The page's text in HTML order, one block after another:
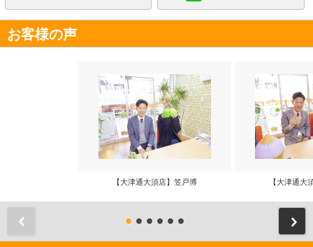
お客様の声
【大津通大須店】笠戸博 【大津通大